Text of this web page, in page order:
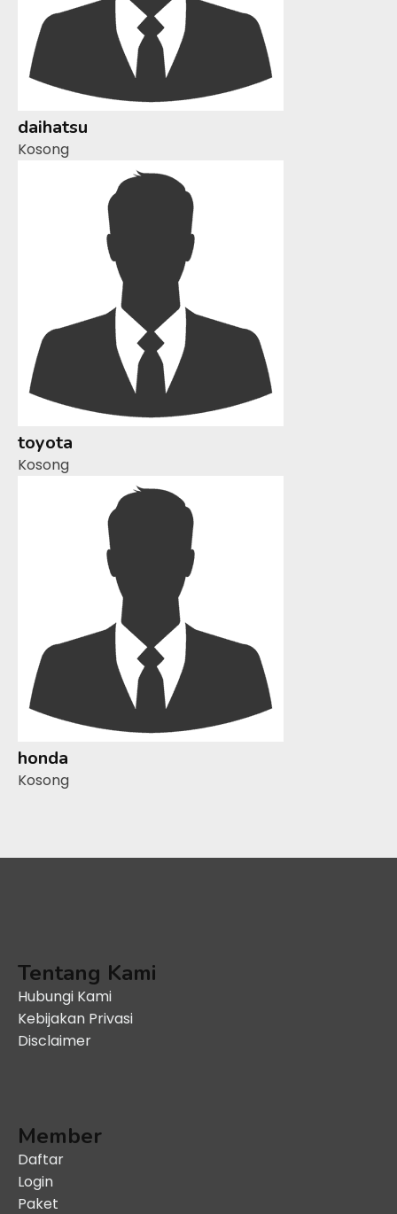
daihatsu
Kosong
toyota
Kosong
honda
Kosong
Tentang Kami
Hubungi Kami
Kebijakan Privasi
Disclaimer
Member
Daftar
Login
Paket